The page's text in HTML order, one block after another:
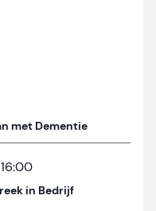
met Dementie
16:00
in Bedrijf